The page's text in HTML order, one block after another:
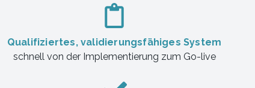
Qualifiziertes, validierungsfähiges System
schnell von der Implementierung zum Go-live